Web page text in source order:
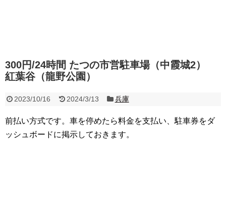
300円/24時間 たつの市営駐車場（中霞城2）
紅葉谷（龍野公園）
2023/10/16 2024/3/13 兵庫
前払い方式です。車を停めたら料金を支払い、駐車券をダ
ッシュボードに掲示しておきます。